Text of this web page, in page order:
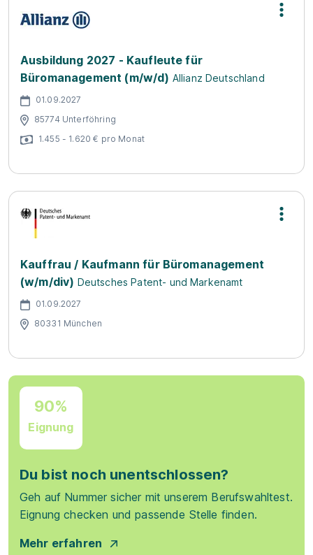
Ausbildung 2027 - Kaufleute für
Büromanagement (m/w/d) Allianz Deutschland
01.09.2027
85774 Unterföhring
1.455 - 1.620 € pro Monat
Kauffrau / Kaufmann für Büromanagement
(w/m/div) Deutsches Patent- und Markenamt
01.09.2027
80331 München
90%
Eignung
Du bist noch unentschlossen?
Geh auf Nummer sicher mit unserem Berufswahltest.
Eignung checken und passende Stelle finden.
Mehr erfahren